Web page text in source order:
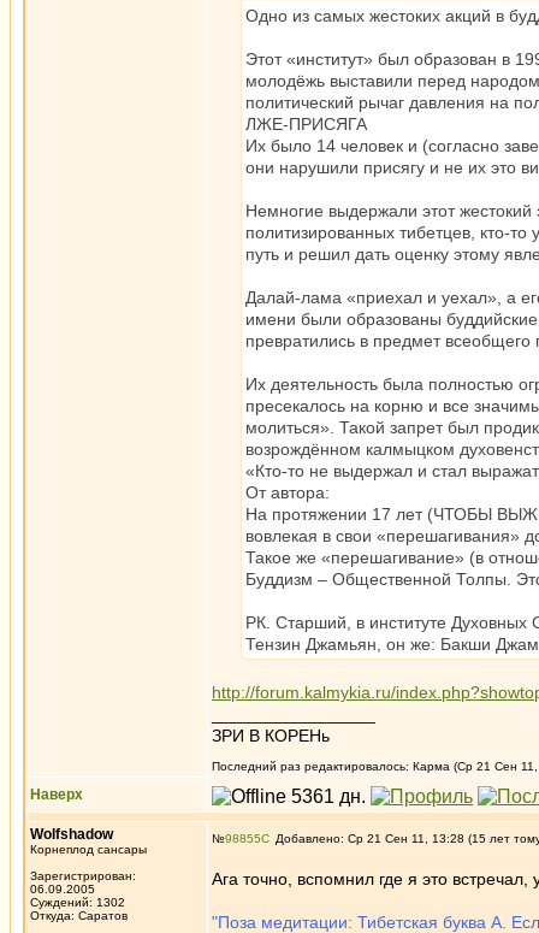
Одно из самых жестоких акций в
Этот «институт» был образован в
молодёжь выставили перед
политический рычаг давления на
ЛЖЕ-ПРИСЯГА
Их было 14 человек и (согласно
они нарушили присягу и не их это
Немногие выдержали этот
политизированных тибетцев, кто-
путь и решил дать оценку этому
Далай-лама «приехал и уехал», а
имени были образованы
превратились в предмет
Их деятельность была полностью
пресекалось на корню и все
молиться». Такой запрет был
возрождённом калмыцком
«Кто-то не выдержал и стал
От автора:
На протяжении 17 лет (ЧТОБЫ
вовлекая в свои «перешагивания»
Такое же «перешагивание» (в
Буддизм – Общественной Толпы.
РК. Старший, в институте
Тензин Джамьян, он же: Бакши
http://forum.kalmykia.ru/
ЗРИ В КОРЕНь
Последний раз редактировалось: Карма (Ср 21 Сен
Наверх
Wolfshadow
Корнеплод сансары
Зарегистрирован:
06.09.2005
Суждений: 1302
Откуда: Саратов
№98855 Добавлено: Ср 21 Сен 11, 13:28 (15 лет
Ага точно, вспомнил где я это встречал,
"Поза медитации: Тибетская буква А.